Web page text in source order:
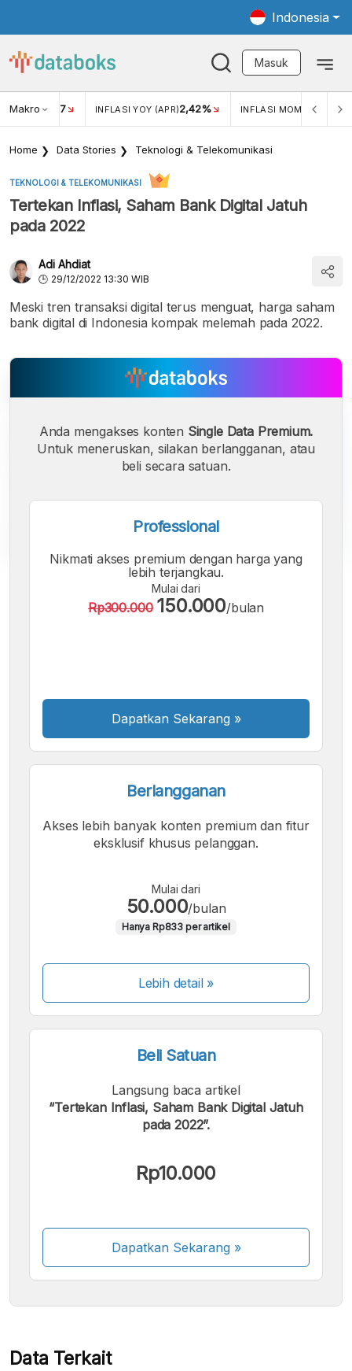
Indonesia
Masuk
Makro
USD/IDR 17 INFLASI YOY (APR)2,42% INFLASI MOM (MAR)
Home Data Stories Teknologi & Telekomunikasi
TEKNOLOGI & TELEKOMUNIKASI
Tertekan Inflasi, Saham Bank Digital Jatuh
pada 2022
Adi Ahdiat
29/12/2022 13:30 WIB
Meski tren transaksi digital terus menguat, harga saham
bank digital di Indonesia kompak melemah pada 2022.
Font
Kecil
A
FontFont
Anda mengakses konten Single Data Premium.
Untuk meneruskan, silakan berlangganan, atau
beli secara satuan.
Professional
Nikmati akses premium dengan harga yang
lebih terjangkau.
Mulai dari
Rp300.000 150.000/bulan
Dapatkan Sekarang »
Berlangganan
Akses lebih banyak konten premium dan fitur
eksklusif khusus pelanggan.
Mulai dari
50.000/bulan
Hanya Rp833 per artikel
Lebih detail »
Beli Satuan
Langsung baca artikel
“Tertekan Inflasi, Saham Bank Digital Jatuh
pada 2022”.
Rp10.000
Dapatkan Sekarang»
Kami menerima pembayaran berikut:
Beberapa metode pembayaran masih dalam
proses aktivasi.
Data Terkait